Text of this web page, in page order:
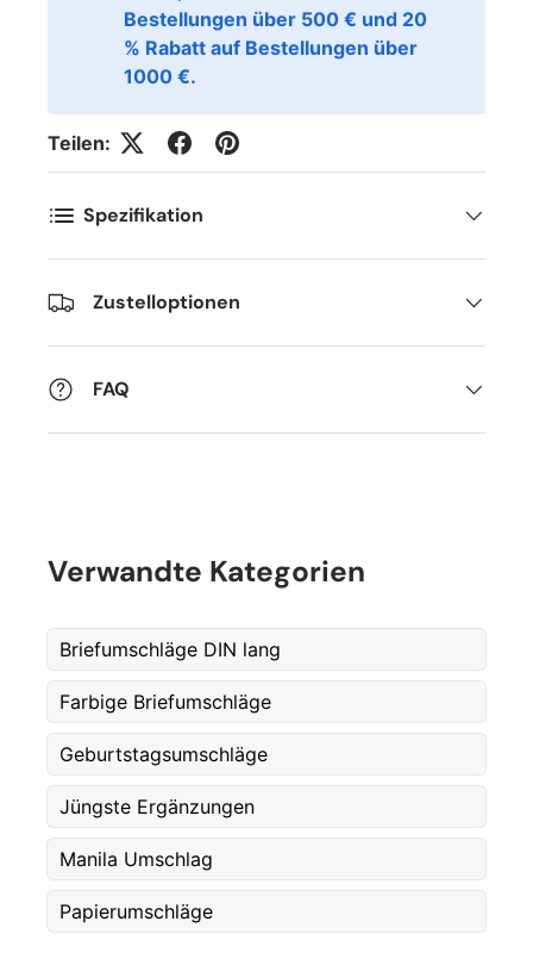
Etternavn
E-post *
Bestellungen über 500 € und 20
% Rabatt auf Bestellungen über
1000 €.
Teilen:
Spezifikation
Zustelloptionen
FAQ
Verwandte Kategorien
Briefumschläge DIN lang
Farbige Briefumschläge
Geburtstagsumschläge
Jüngste Ergänzungen
Manila Umschlag
Papierumschläge